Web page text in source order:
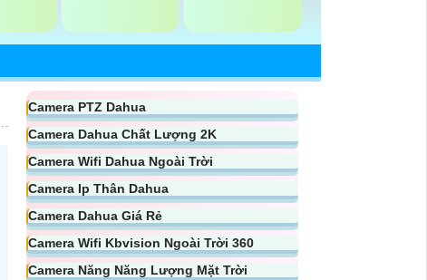
Camera PTZ Dahua
Camera Dahua Chất Lượng 2K
Camera Wifi Dahua Ngoài Trời
Camera Ip Thân Dahua
Camera Dahua Giá Rẻ
Camera Wifi Kbvision Ngoài Trời 360
Camera Năng Năng Lượng Mặt Trời